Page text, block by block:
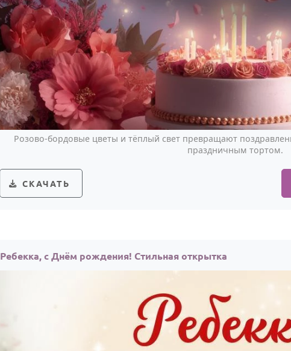
Розово-бордовые цветы и тёплый свет превращают
праздничным тортом.
СКАЧАТЬ
Ребекка, с Днём рождения! Стильная открытка